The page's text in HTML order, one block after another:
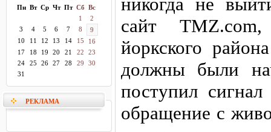
Пн Вт Ср Чт Пт Сб Вс
1
2
3
4 5 6 7 8
9
10
11 12 13 14 15
16
17
18 19 20 21 22
23
24
25 26 27 28 29
30
31
РЕКЛАМА
сайт
йоркского
должны были
поступил
обращение с